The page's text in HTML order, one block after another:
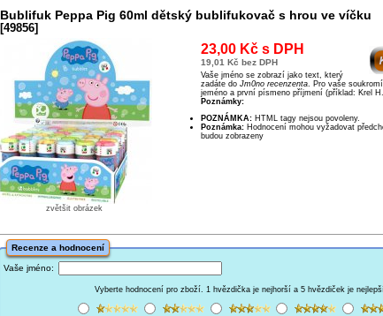
Bublifuk Peppa Pig 60ml dětský bublifukovač s hrou ve víčku
[49856]
zvětšit obrázek
23,00 Kč s DPH
19,01 Kč bez DPH
Vaše jméno se zobrazí jako text, který
zadáte doJm0no recenzenta. Pro vaše soukromí, doporučujeme ps8t
jeméno a první písmeno příjmení (příklad: Krel
Poznámky:
POZNÁMKA: HTML tagy nejsou povoleny.
Poznámka:
budou zobrazeny
Recenze a hodnocení
Vaše jméno:
Vyberte hodnocení pro zboží. 1 hvězdička je nejhorší a 5 hvězdiček je nejlepší.